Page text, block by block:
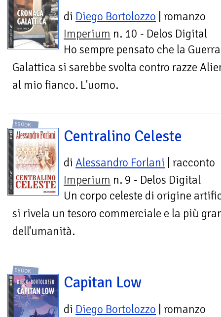
di Diego Bortolozzo | romanzo
Imperium n. 10 - Delos Digital
Ho sempre pensato che la Guerra
Galattica si sarebbe svolta contro razze
al mio fianco. L'uomo.
EBOOK
Centralino Celeste
di Alessandro Forlani | racconto
Imperium n. 9 - Delos Digital
Un corpo celeste di origine
si rivela un tesoro commerciale e la più
dell'umanità.
EBOOK
Capitan Low
di Diego Bortolozzo | romanzo